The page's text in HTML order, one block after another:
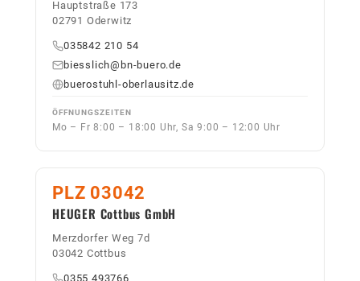
Hauptstraße 173
02791 Oderwitz
035842 210 54
biesslich@bn-buero.de
buerostuhl-oberlausitz.de
ÖFFNUNGSZEITEN
Mo – Fr 8:00 – 18:00 Uhr, Sa 9:00 – 12:00 Uhr
PLZ 03042
HEUGER Cottbus GmbH
Merzdorfer Weg 7d
03042 Cottbus
0355 493766